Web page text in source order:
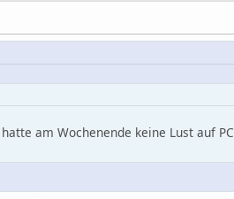
am Wochenende keine Lust auf PC